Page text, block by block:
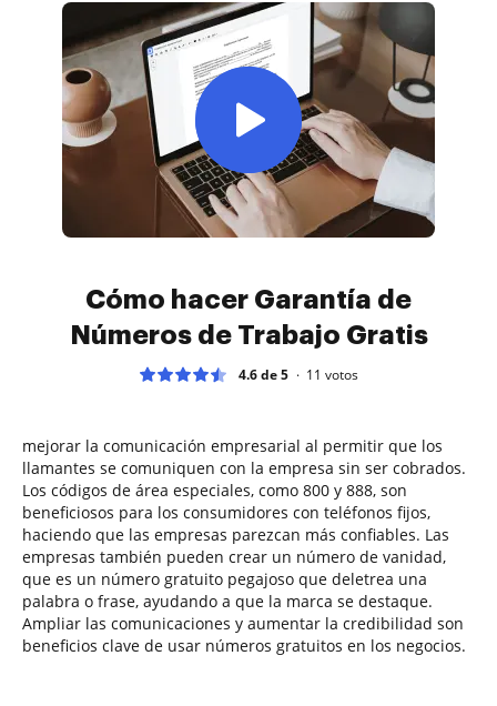
Cómo hacer Garantía de
Números de Trabajo Gratis
4.6 de 5 11 votos
mejorar la comunicación empresarial al permitir que los
llamantes se comuniquen con la empresa sin ser cobrados.
Los códigos de área especiales, como 800 y 888, son
beneficiosos para los consumidores con teléfonos fijos,
haciendo que las empresas parezcan más confiables. Las
empresas también pueden crear un número de vanidad,
que es un número gratuito pegajoso que deletrea una
palabra o frase, ayudando a que la marca se destaque.
Ampliar las comunicaciones y aumentar la credibilidad son
beneficios clave de usar números gratuitos en los negocios.